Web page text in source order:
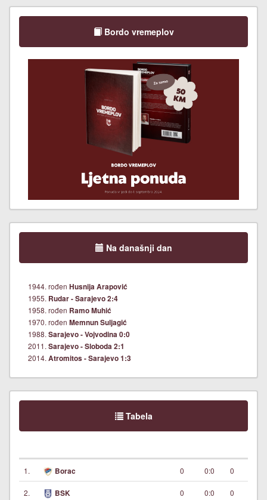
Bordo vremeplov
Na današnji dan
1944. rođen Husnija Arapović
1955. Rudar - Sarajevo 2:4
1958. rođen Ramo Muhić
1970. rođen Memnun Suljagić
1988. Sarajevo - Vojvodina 0:0
2011. Sarajevo - Sloboda 2:1
2014. Atromitos - Sarajevo 1:3
Tabela
1. Borac 0 0:0 0
2. BSK 0 0:0 0